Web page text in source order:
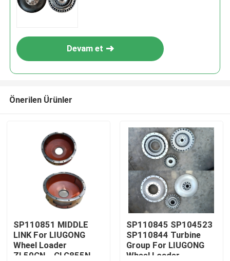
Devam et
Önerilen Ürünler
SP110851 MIDDLE
LINK For LIUGONG
Wheel Loader
ZL50CN、CLG855N、
SP110845 SP104523
SP110844 Turbine
Group For LIUGONG
Wheel Loader